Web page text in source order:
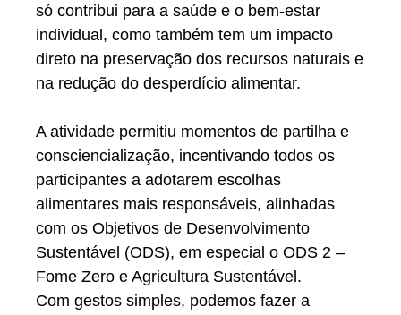
só contribui para a saúde e o bem-estar
individual, como também tem um impacto
direto na preservação dos recursos naturais e
na redução do desperdício alimentar.
A atividade permitiu momentos de partilha e
consciencialização, incentivando todos os
participantes a adotarem escolhas
alimentares mais responsáveis, alinhadas
com os Objetivos de Desenvolvimento
Sustentável (ODS), em especial o ODS 2 –
Fome Zero e Agricultura Sustentável .
Com gestos simples, podemos fazer a